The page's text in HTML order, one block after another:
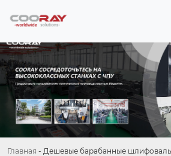
Главная - Дешевые барабанные